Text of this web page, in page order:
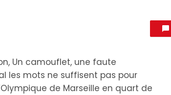
Un camouflet, une faute
les mots ne suffisent pas pour
de Marseille en quart de